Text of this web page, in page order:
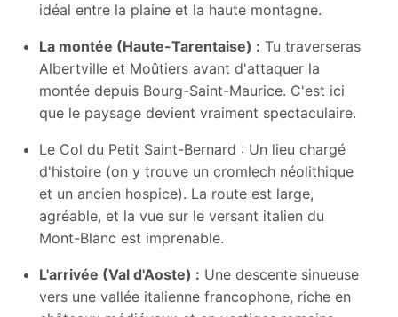
idéal entre la plaine et la haute montagne.
La montée (Haute-Tarentaise) : Tu traverseras
Albertville et Moûtiers avant d'attaquer la
montée depuis Bourg-Saint-Maurice. C'est ici
que le paysage devient vraiment spectaculaire.
Le Col du Petit Saint-Bernard : Un lieu chargé
d'histoire (on y trouve un cromlech néolithique
et un ancien hospice). La route est large,
agréable, et la vue sur le versant italien du
Mont-Blanc est imprenable.
L'arrivée (Val d'Aoste) : Une descente sinueuse
vers une vallée italienne francophone, riche en